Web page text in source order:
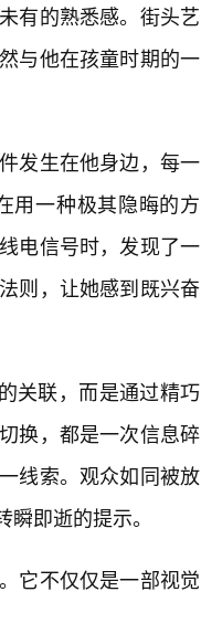
有的熟悉感。街头艺
与他在孩童时期的一
发生在他身边，每一
用一种极其隐晦的方
电信号时，发现了一
则，让她感到既兴奋
关联，而是通过精巧
换，都是一次信息碎
线索。观众如同被放
即逝的提示。
它不仅仅是一部视觉